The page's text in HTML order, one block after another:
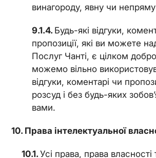
винагороду, явну чи
Будь-які відгуки,
пропозиції, які ви можете
Послуг Чанті, є цілком
можемо вільно
відгуки, коментарі чи
розсуд і без будь-яких
вами.
Права інтелектуальної
Усі права, права власності